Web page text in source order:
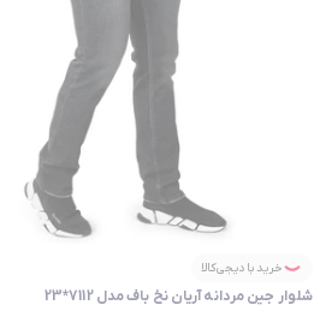
خرید با دیجی‌کالا
شلوار جین مردانه آریان نخ باف مدل 7112*23